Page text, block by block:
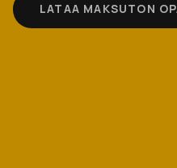
LATAA MAKSUTON